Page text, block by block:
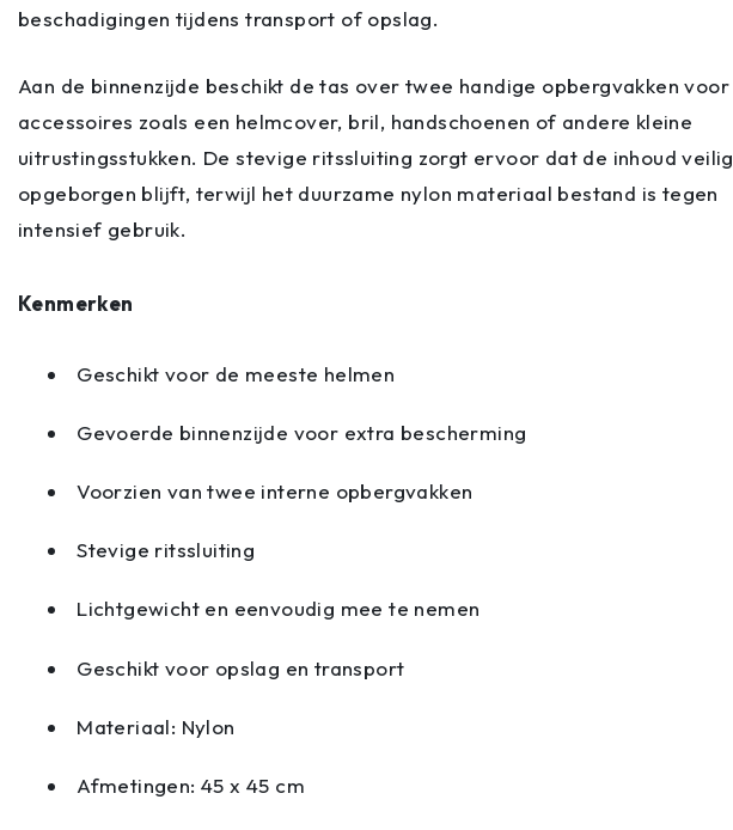
beschadigingen tijdens transport of opslag.
Aan de binnenzijde beschikt de tas over twee handige opbergvakken voor
accessoires zoals een helmcover, bril, handschoenen of andere kleine
uitrustingsstukken. De stevige ritssluiting zorgt ervoor dat de inhoud veilig
opgeborgen blijft, terwijl het duurzame nylon materiaal bestand is tegen
intensief gebruik.
Kenmerken
Geschikt voor de meeste helmen
Gevoerde binnenzijde voor extra bescherming
Voorzien van twee interne opbergvakken
Stevige ritssluiting
Lichtgewicht en eenvoudig mee te nemen
Geschikt voor opslag en transport
Materiaal: Nylon
Afmetingen: 45 x 45 cm